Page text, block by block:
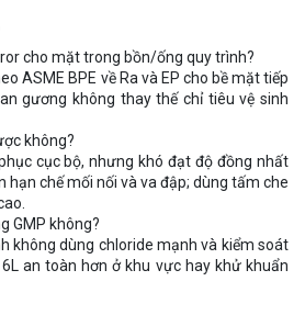
cho mặt trong bồn/ống quy trình?
ASME BPE về Ra và EP cho bề mặt tiếp
gương không thay thế chỉ tiêu vệ sinh
không?
cục bộ, nhưng khó đạt độ đồng nhất
hạn chế mối nối và va đập; dùng tấm che
GMP không?
không dùng chloride mạnh và kiểm soát
an toàn hơn ở khu vực hay khử khuẩn